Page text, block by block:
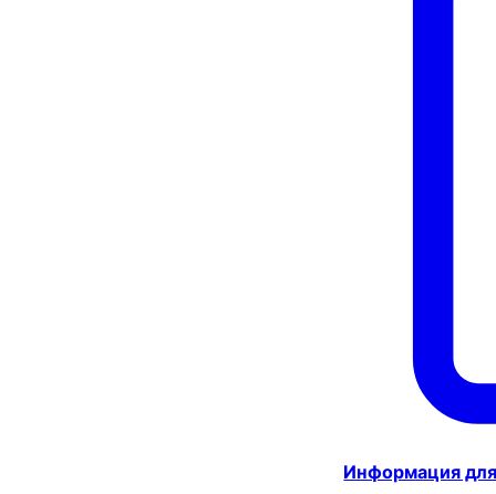
Информация